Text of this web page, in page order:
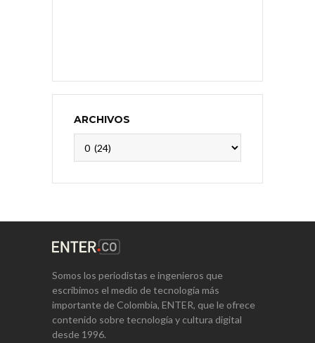
ARCHIVOS
Somos los periodistas e ingenieros que
escribimos el medio de tecnología más
importante de Colombia, ENTER, que le ofrece
contenido sobre tecnología y cultura digital
desde 1996.